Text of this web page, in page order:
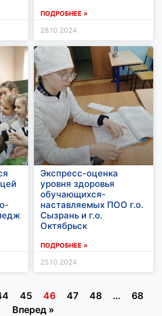
ПОДРОБНЕЕ »
28.10.2024
Экспресс-оценка
уровня здоровья
обучающихся-
наставляемых ПОО г.о.
Сызрань и г.о.
Октябрьск
ПОДРОБНЕЕ »
25.10.2024
45 46 47 48 …
68
Вперед »